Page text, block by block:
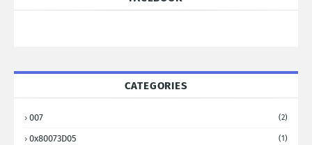
CATEGORIES
007 (2)
0x80073D05 (1)